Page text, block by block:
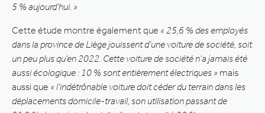
5 % aujourd’hui. »
Cette étude montre également que « 25,6 % des employés
dans la province de Liège jouissent d’une voiture de société, soit
un peu plus qu’en 2022. Cette voiture de société n’a jamais été
aussi écologique : 10 % sont entièrement électriques » mais
aussi que « l’indétrônable voiture doit céder du terrain dans les
déplacements domicile-travail, son utilisation passant de